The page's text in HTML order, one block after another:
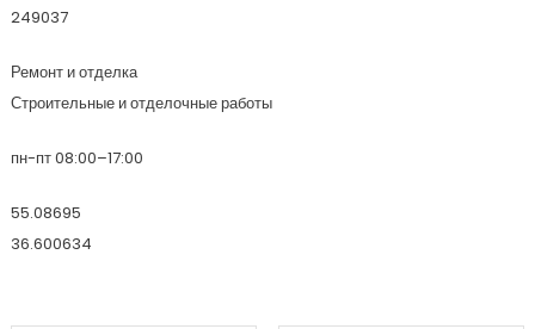
249037
Ремонт и отделка
Строительные и отделочные работы
пн-пт 08:00–17:00
55.08695
36.600634